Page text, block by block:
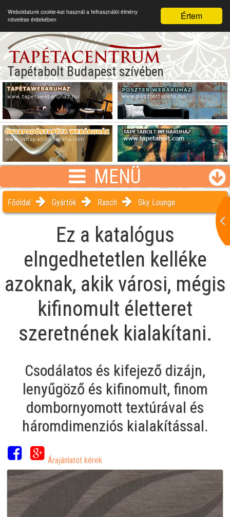
Értem
Weboldalunk cookie-kat használ a felhasználói élmény
növelése érdekében
Tapétabolt Budapest szívében
MENÜ
Főoldal Gyártók Rasch Sky Lounge
Ez a katalógus
elngedhetetlen kelléke
azoknak, akik városi, mégis
kifinomult életteret
szeretnének kialakítani.
Csodálatos és kifejező dizájn,
lenyűgöző és kifinomult, finom
dombornyomott textúrával és
háromdimenziós kialakítással.
Árajánlatot kérek